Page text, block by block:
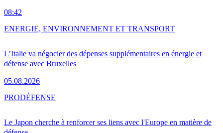
08:42
L’Italie va négocier des dépenses supplémentaires en énergie et
défense avec Bruxelles
05.08.2026
ENERGIE, ENVIRONNEMENT ET TRANSPORT
Le Japon cherche à renforcer ses liens avec l'Europe en matière de
PRODÉFENSE